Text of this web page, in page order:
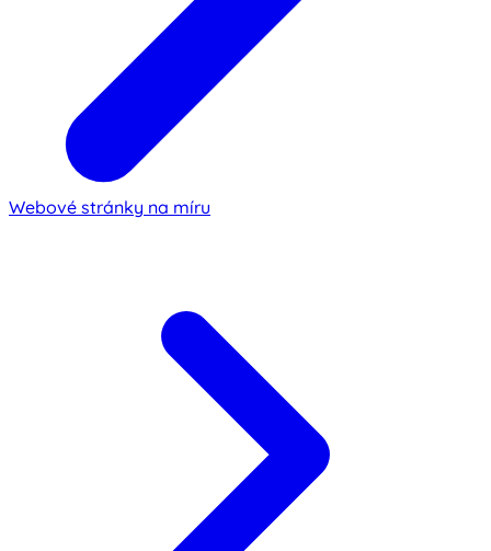
Webové stránky na míru